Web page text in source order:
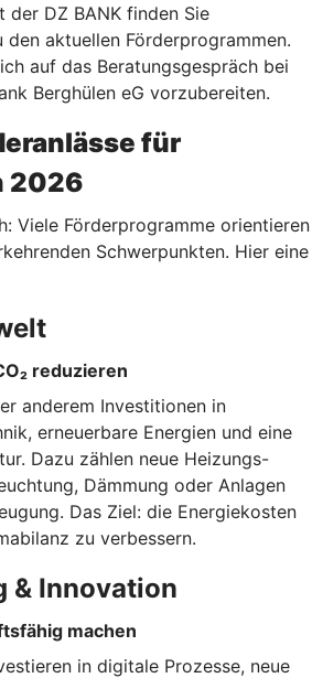
der DZ BANK finden Sie
den aktuellen Förderprogrammen.
auf das Beratungsgespräch bei
Berghülen eG vorzubereiten.
für
2026
Viele Förderprogramme orientieren
Schwerpunkten. Hier eine
reduzieren
anderem Investitionen in
erneuerbare Energien und eine
Dazu zählen neue Heizungs-
Dämmung oder Anlagen
Das Ziel: die Energiekosten
zu verbessern.
& Innovation
machen
in digitale Prozesse, neue